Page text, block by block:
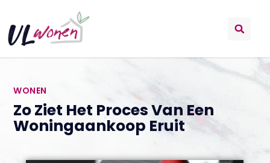
WONEN
Zo Ziet Het Proces Van Een
Woningaankoop Eruit